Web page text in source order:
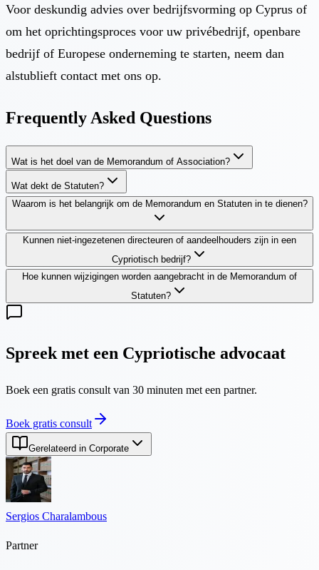
Voor deskundig advies over bedrijfsvorming op Cyprus of
om het oprichtingsproces voor uw privébedrijf, openbare
bedrijf of Europese onderneming te starten, neem dan
alstublieft contact met ons op.
Frequently Asked Questions
Wat is het doel van de Memorandum of Association?
Wat dekt de Statuten?
Waarom is het belangrijk om de Memorandum en Statuten in te dienen?
Kunnen niet-ingezetenen directeuren of aandeelhouders zijn in een
Cypriotisch bedrijf?
Hoe kunnen wijzigingen worden aangebracht in de Memorandum of
Statuten?
Spreek met een Cypriotische advocaat
Boek een gratis consult van 30 minuten met een partner.
Boek gratis consult
Gerelateerd in Corporate
Sergios Charalambous
Partner